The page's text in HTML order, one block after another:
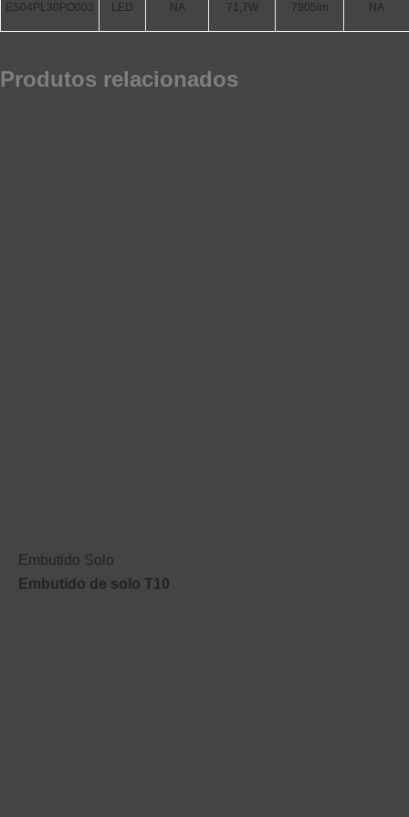
ES04PL30PO003 LED NA 71,7W 7905lm NA
Produtos relacionados
Embutido Solo
Embutido de solo T10